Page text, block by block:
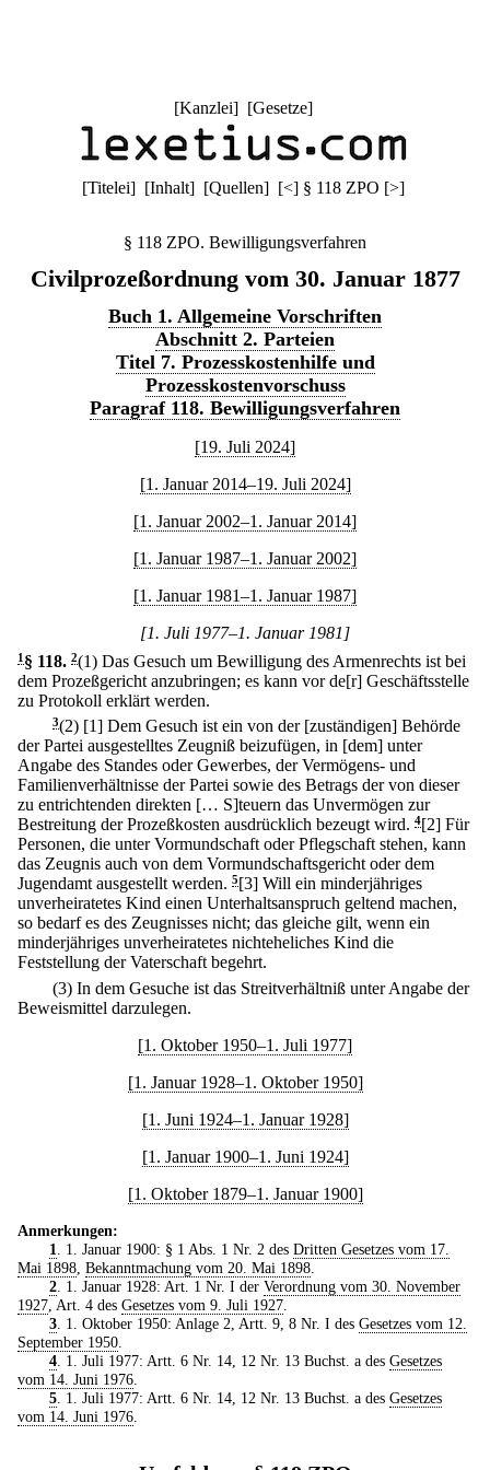
[Kanzlei] [Gesetze]
[Titelei] [Inhalt] [Quellen] [<] § 118 ZPO [>]
§ 118 ZPO. Bewilligungsverfahren
Civilprozeßordnung vom 30. Januar 1877
Buch 1. Allgemeine Vorschriften
Abschnitt 2. Parteien
Titel 7. Prozesskostenhilfe und
Prozesskostenvorschuss
Paragraf 118. Bewilligungsverfahren
[19. Juli 2024]
[1. Januar 2014–19. Juli 2024]
[1. Januar 2002–1. Januar 2014]
[1. Januar 1987–1. Januar 2002]
[1. Januar 1981–1. Januar 1987]
[1. Juli 1977–1. Januar 1981]
1 § 118. 2(1) Das Gesuch um Bewilligung des Armenrechts ist bei
dem Prozeßgericht anzubringen; es kann vor de[r] Geschäftsstelle
zu Protokoll erklärt werden.
3(2) [1] Dem Gesuch ist ein von der [zuständigen] Behörde
der Partei ausgestelltes Zeugniß beizufügen, in [dem] unter
Angabe des Standes oder Gewerbes, der Vermögens- und
Familienverhältnisse der Partei sowie des Betrags der von dieser
zu entrichtenden direkten [… S]teuern das Unvermögen zur
Bestreitung der Prozeßkosten ausdrücklich bezeugt wird. 4[2] Für
Personen, die unter Vormundschaft oder Pflegschaft stehen, kann
das Zeugnis auch von dem Vormundschaftsgericht oder dem
Jugendamt ausgestellt werden. 5[3] Will ein minderjähriges
unverheiratetes Kind einen Unterhaltsanspruch geltend machen,
so bedarf es des Zeugnisses nicht; das gleiche gilt, wenn ein
minderjähriges unverheiratetes nichteheliches Kind die
Feststellung der Vaterschaft begehrt.
(3) In dem Gesuche ist das Streitverhältniß unter Angabe der
Beweismittel darzulegen.
[1. Oktober 1950–1. Juli 1977]
[1. Januar 1928–1. Oktober 1950]
[1. Juni 1924–1. Januar 1928]
[1. Januar 1900–1. Juni 1924]
[1. Oktober 1879–1. Januar 1900]
Anmerkungen:
1
. 1. Januar 1900: § 1 Abs. 1 Nr. 2 des Dritten Gesetzes vom 17.
Mai 1898 Bekanntmachung vom 20. Mai 1898
2. 1. Januar 1928: Art. 1 Nr. I der Verordnung vom 30. November
1927 , Art. 4 des Gesetzes vom 9. Juli 1927
3. 1. Oktober 1950: Anlage 2, Artt. 9, 8 Nr. I des Gesetzes vom 12.
September 1950
4. 1. Juli 1977: Artt. 6 Nr. 14, 12 Nr. 13 Buchst. a des Gesetzes
vom 14. Juni 1976
5. 1. Juli 1977: Artt. 6 Nr. 14, 12 Nr. 13 Buchst. a des Gesetzes
vom 14. Juni 1976